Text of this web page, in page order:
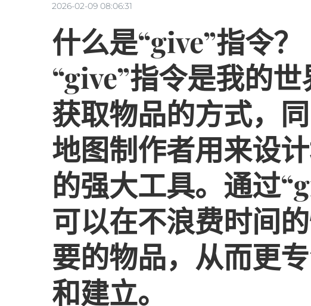
2026-02-09 08:06:31
什么是“give”指令？
“give”指令是我的
获取物品的方式，
地图制作者用来设
的强大工具。通过
可以在不浪费时间
要的物品，从而更
和建立。